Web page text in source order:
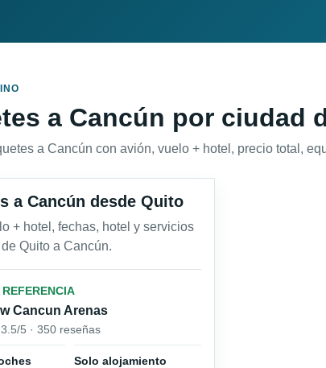
a Cancún por ciudad
a Cancún con avión, vuelo + hotel, precio total,
a Cancún desde Quito
+ hotel, fechas, hotel y servicios
Quito a Cancún.
Cancun Arenas
5 · 350 reseñas
Solo alojamiento